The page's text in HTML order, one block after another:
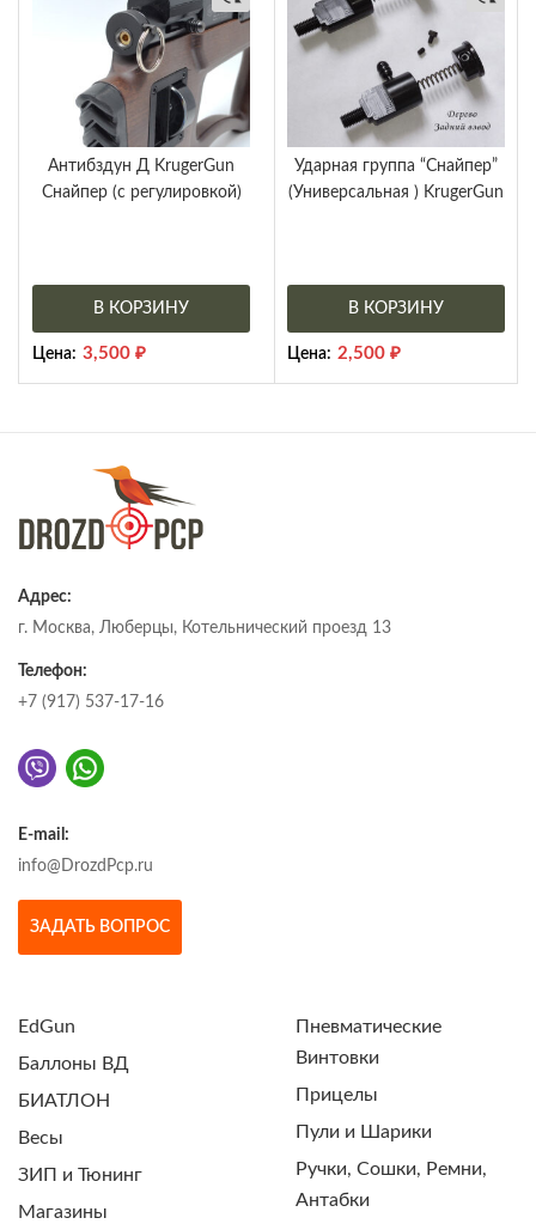
Антибздун Д KrugerGun
Снайпер (с регулировкой)
В КОРЗИНУ
Цена: 3,500 ₽
Ударная группа “Снайпер”
(Универсальная ) KrugerGun
В КОРЗИНУ
Цена: 2,500 ₽
Адрес:
г. Москва, Люберцы, Котельнический проезд 13
Телефон:
+7 (917) 537-17-16
E-mail:
info@DrozdPcp.ru
ЗАДАТЬ ВОПРОС
EdGun
Баллоны ВД
БИАТЛОН
Весы
ЗИП и Тюнинг
Магазины
Пневматические
Винтовки
Прицелы
Пули и Шарики
Ручки, Сошки, Ремни,
Антабки